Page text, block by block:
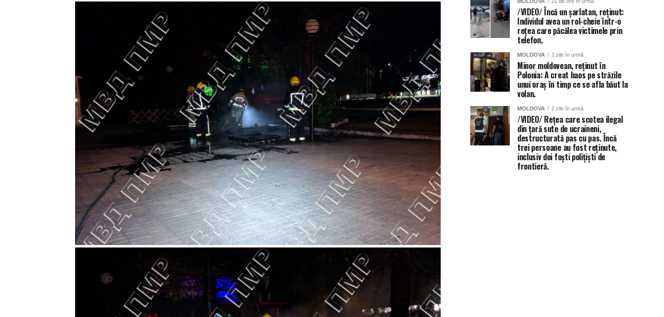
/VIDEO/ Încă un șarlatan, reținut:
Individul avea un rol-cheie într-o
rețea care păcălea victimele prin
telefon.
MOLDOVA 2 zile în urmă
Minor moldovean, reținut în
Polonia: A creat haos pe străzile
unui oraș în timp ce se afla băut la
volan.
MOLDOVA 2 zile în urmă
/VIDEO/ Rețea care scotea ilegal
din țară sute de ucraineni,
destructurată pas cu pas. Încă
trei persoane au fost reținute,
inclusiv doi foști polițiști de
frontieră.